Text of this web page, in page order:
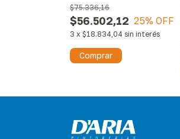
$56.502,12
$75.336,16
25% OFF
3 x $18.834,04 sin interés
Comprar